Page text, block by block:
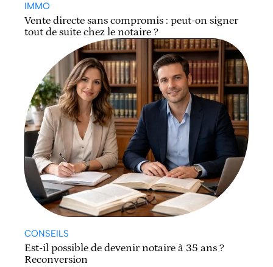
IMMO
Vente directe sans compromis : peut-on signer
tout de suite chez le notaire ?
CONSEILS
Est-il possible de devenir notaire à 35 ans ?
Reconversion